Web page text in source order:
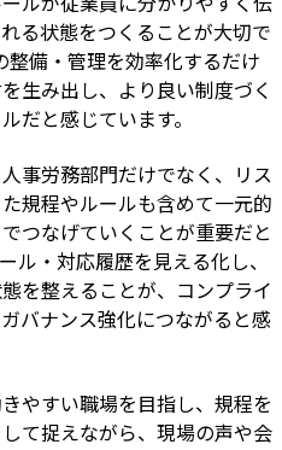
る状態をつくることが大切で
整備・管理を効率化するだけ
生み出し、より良い制度づく
だと感じています。
事労務部門だけでなく、リス
規程やルールも含めて一元的
つなげていくことが重要だと
ル・対応履歴を見える化し、
を整えることが、コンプライ
バナンス強化につながると感
やすい職場を目指し、規程を
て捉えながら、現場の声や会